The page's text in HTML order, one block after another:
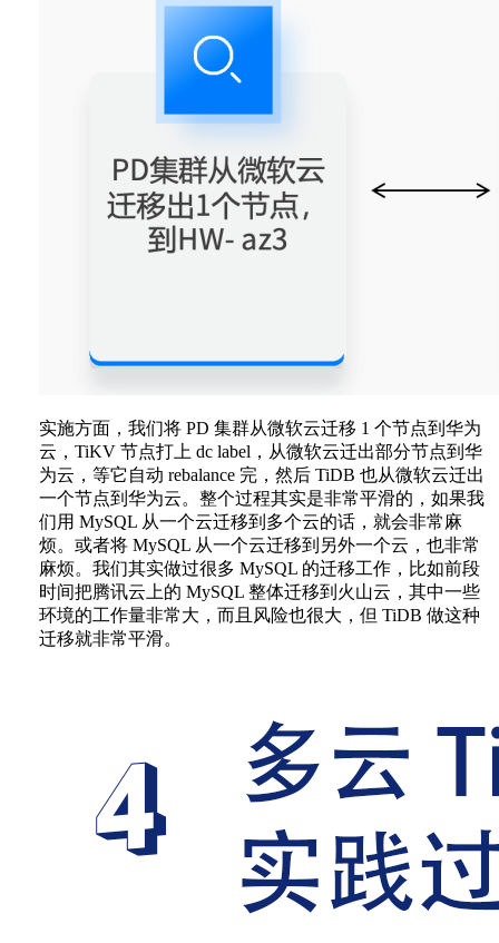
实施方面，我们将 PD 集群从微软云迁移 1 个节点到华为
云，TiKV 节点打上 dc label，从微软云迁出部分节点到华
为云，等它自动 rebalance 完，然后 TiDB 也从微软云迁出
一个节点到华为云。整个过程其实是非常平滑的，如果我
们用 MySQL 从一个云迁移到多个云的话，就会非常麻
烦。或者将 MySQL 从一个云迁移到另外一个云，也非常
麻烦。我们其实做过很多 MySQL 的迁移工作，比如前段
时间把腾讯云上的 MySQL 整体迁移到火山云，其中一些
环境的工作量非常大，而且风险也很大，但 TiDB 做这种
迁移就非常平滑。